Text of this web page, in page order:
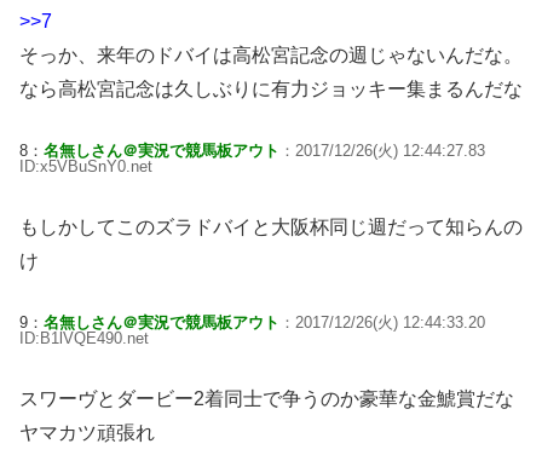
>>7
そっか、来年のドバイは高松宮記念の週じゃないんだな。
なら高松宮記念は久しぶりに有力ジョッキー集まるんだな
8： 名無しさん＠実況で競馬板アウト ：2017/12/26(火) 12:44:27.83
ID:x5VBuSnY0.net
もしかしてこのズラドバイと大阪杯同じ週だって知らんの
け
9： 名無しさん＠実況で競馬板アウト ：2017/12/26(火) 12:44:33.20
ID:B1lVQE490.net
スワーヴとダービー2着同士で争うのか豪華な金鯱賞だな
ヤマカツ頑張れ